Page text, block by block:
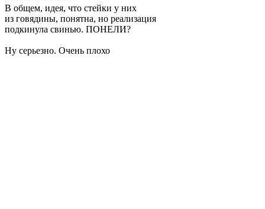
В общем, идея, что стейки у них
из говядины, понятна, но реализация
подкинула свинью. ПОНЕЛИ?
Ну серьезно. Очень плохо